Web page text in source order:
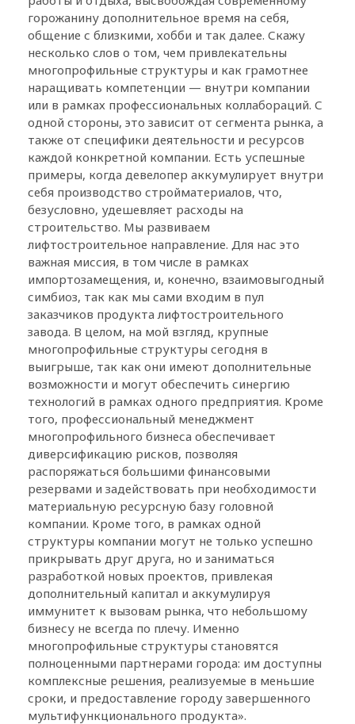
горожанину дополнительное время на себя,
общение с близкими, хобби и так далее. Скажу
несколько слов о том, чем привлекательны
многопрофильные структуры и как грамотнее
наращивать компетенции — внутри компании
или в рамках профессиональных коллабораций. С
одной стороны, это зависит от сегмента рынка, а
также от специфики деятельности и ресурсов
каждой конкретной компании. Есть успешные
примеры, когда девелопер аккумулирует внутри
себя производство стройматериалов, что,
безусловно, удешевляет расходы на
строительство. Мы развиваем
лифтостроительное направление. Для нас это
важная миссия, в том числе в рамках
импортозамещения, и, конечно, взаимовыгодный
симбиоз, так как мы сами входим в пул
заказчиков продукта лифтостроительного
завода. В целом, на мой взгляд, крупные
многопрофильные структуры сегодня в
выигрыше, так как они имеют дополнительные
возможности и могут обеспечить синергию
технологий в рамках одного предприятия. Кроме
того, профессиональный менеджмент
многопрофильного бизнеса обеспечивает
диверсификацию рисков, позволяя
распоряжаться большими финансовыми
резервами и задействовать при необходимости
материальную ресурсную базу головной
компании. Кроме того, в рамках одной
структуры компании могут не только успешно
прикрывать друг друга, но и заниматься
разработкой новых проектов, привлекая
дополнительный капитал и аккумулируя
иммунитет к вызовам рынка, что небольшому
бизнесу не всегда по плечу. Именно
многопрофильные структуры становятся
полноценными партнерами города: им доступны
комплексные решения, реализуемые в меньшие
сроки, и предоставление городу завершенного
мультифункционального продукта».